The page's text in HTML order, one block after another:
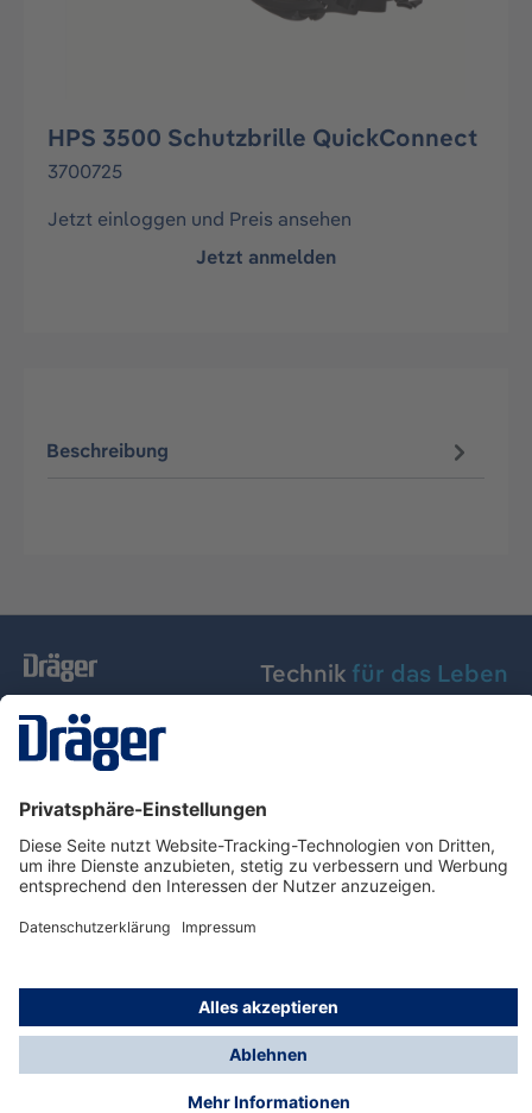
HPS 3500 Schutzbrille QuickConnect
3700725
Jetzt einloggen und Preis ansehen
Jetzt anmelden
Beschreibung
Technik für das Leben
Dräger Austria GmbH
Über Dräger
Informationen
© Dräger Austria GmbH, 2024
* Alle Preise exkl. gesetzl. Mehrwertsteuer zzgl.
Versandkosten und ggf. Nachnahmegebühren, wenn
nicht anders angegeben.